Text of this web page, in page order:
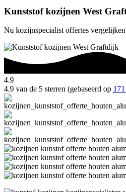
Kunststof kozijnen West
Nu kozijnspecialist offertes vergelijken
4.9
4.9 van de 5 sterren (gebaseerd op